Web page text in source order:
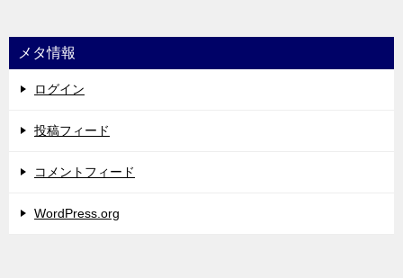
メタ情報
ログイン
投稿フィード
コメントフィード
WordPress.org